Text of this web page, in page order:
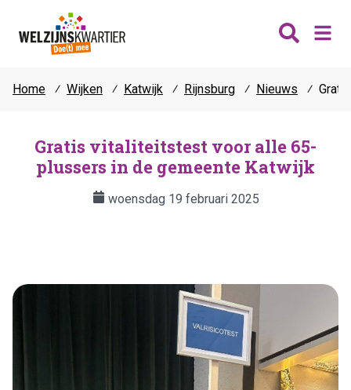
Noordwijk
Thema's
Fit & vitaal
Mantelzorg
Verhuur
Contact
Home ⁄ Wijken ⁄ Katwijk ⁄ Rijnsburg ⁄ Nieuws ⁄
Gratis vitaliteitstest voor alle 65-
plussers in de gemeente Katwijk
woensdag 19 februari 2025